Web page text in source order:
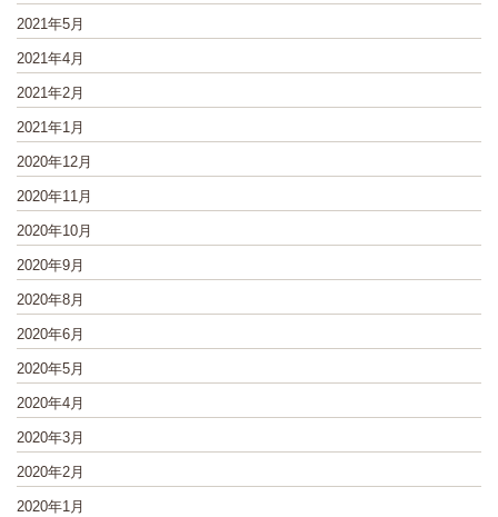
2021年5月
2021年4月
2021年2月
2021年1月
2020年12月
2020年11月
2020年10月
2020年9月
2020年8月
2020年6月
2020年5月
2020年4月
2020年3月
2020年2月
2020年1月